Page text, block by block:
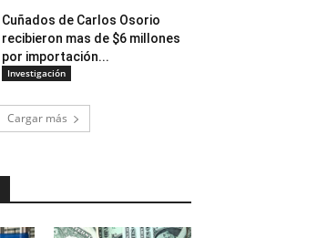
Cuñados de Carlos Osorio
recibieron mas de $6 millones
por importación...
Investigación
Cargar más